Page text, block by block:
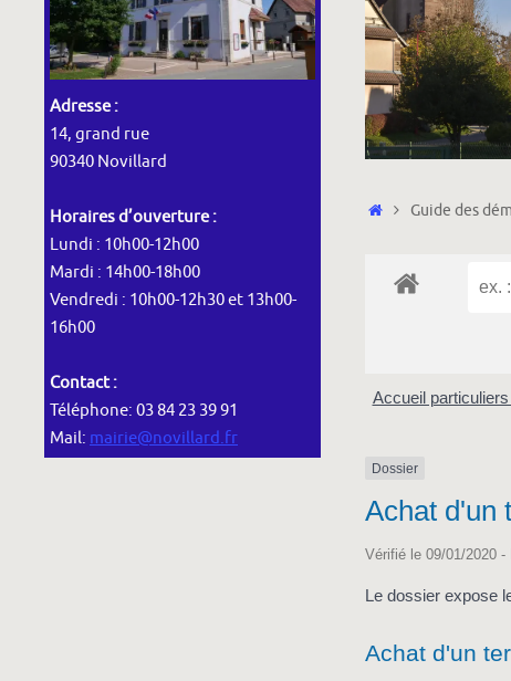
Accueil
Guide des
Accueil particuliers
Dossier
Achat d'un
Vérifié le 09/01/2020
Le dossier expose
Achat d'un
Adresse :
14, grand rue
90340 Novillard
Horaires d’ouverture :
Lundi : 10h00-12h00
Mardi : 14h00-18h00
Vendredi : 10h00-12h30 et 13h00-
16h00
Contact :
Téléphone: 03 84 23 39 91
Mail: mairie@novillard.fr